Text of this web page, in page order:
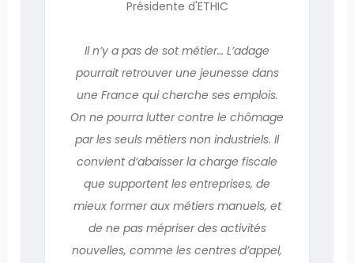
Présidente d'ETHIC
Il n’y a pas de sot métier… L’adage
pourrait retrouver une jeunesse dans
une France qui cherche ses emplois.
On ne pourra lutter contre le chômage
par les seuls métiers non industriels. Il
convient d’abaisser la charge fiscale
que supportent les entreprises, de
mieux former aux métiers manuels, et
de ne pas mépriser des activités
nouvelles, comme les centres d’appel,